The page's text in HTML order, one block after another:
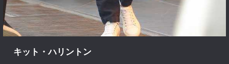
キット・ハリントン